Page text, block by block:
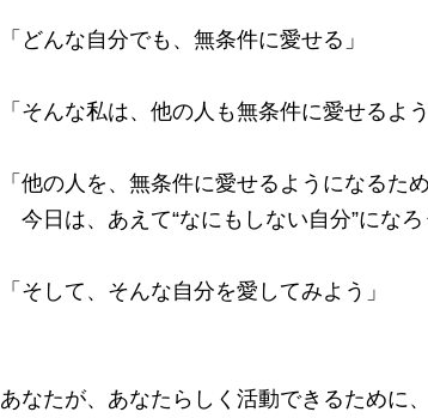
「どんな自分でも、無条件に愛せる」
「そんな私は、他の人も無条件に愛せるよ
「他の人を、無条件に愛せるようになるため
今日は、あえて“なにもしない自分”になろ
「そして、そんな自分を愛してみよう」
あなたが、あなたらしく活動できるために、